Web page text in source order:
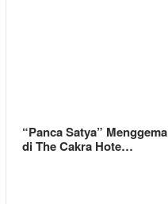
“Panca Satya” Menggema
di The Cakra Hote…